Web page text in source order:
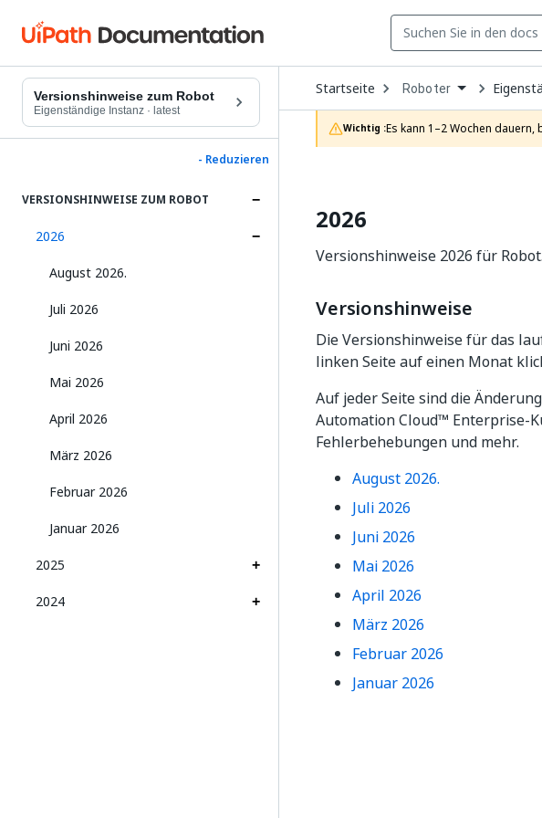
Versionshinweise zum Robot
Eigenständige Instanz · latest
- Reduzieren
VERSIONSHINWEISE ZUM ROBOT
2026
August 2026.
Juli 2026
Juni 2026
Mai 2026
April 2026
März 2026
Februar 2026
Januar 2026
2025
2024
Startseite Open
Dropdown
to
choose
product
Roboter
Wichtig :Es kann 1–2 Wochen
2026
Versionshinweise 2026 für Robot.
Versionshinweise
Die Versionshinweise für das
linken Seite auf einen Monat
Auf jeder Seite sind die
Automation Cloud™ Enterprise-
Fehlerbehebungen und mehr.
August 2026.
Juli 2026
Juni 2026
Mai 2026
April 2026
März 2026
Februar 2026
Januar 2026